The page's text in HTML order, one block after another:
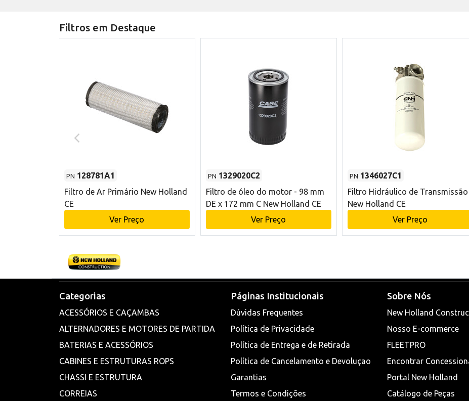
Filtros em Destaque
PN 128781A1
Filtro de Ar Primário New Holland
CE
Ver Preço
PN 1329020C2
Filtro de óleo do motor - 98 mm
DE x 172 mm C New Holland CE
Ver Preço
PN 1346027C1
Filtro Hidráulico de Transmissão
New Holland CE
Ver Preço
Categorias
ACESSÓRIOS E CAÇAMBAS
ALTERNADORES E MOTORES DE PARTIDA
BATERIAS E ACESSÓRIOS
CABINES E ESTRUTURAS ROPS
CHASSI E ESTRUTURA
CORREIAS
Páginas Institucionais
Dúvidas Frequentes
Política de Privacidade
Política de Entrega e de Retirada
Política de Cancelamento e Devoluçao
Garantias
Termos e Condições
Sobre Nós
New Holland
Nosso E-commerce
FLEETPRO
Encontrar
Portal New Holland
Catálogo de Peças